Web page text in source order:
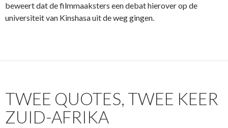
beweert dat de filmmaaksters een debat hierover op de
universiteit van Kinshasa uit de weg gingen.
TWEE QUOTES, TWEE KEER
ZUID-AFRIKA